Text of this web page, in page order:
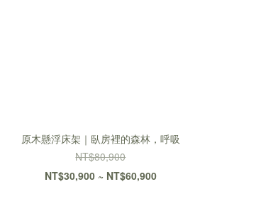
原木懸浮床架｜臥房裡的森林，呼吸
NT$80,900
NT$30,900 ~ NT$60,900